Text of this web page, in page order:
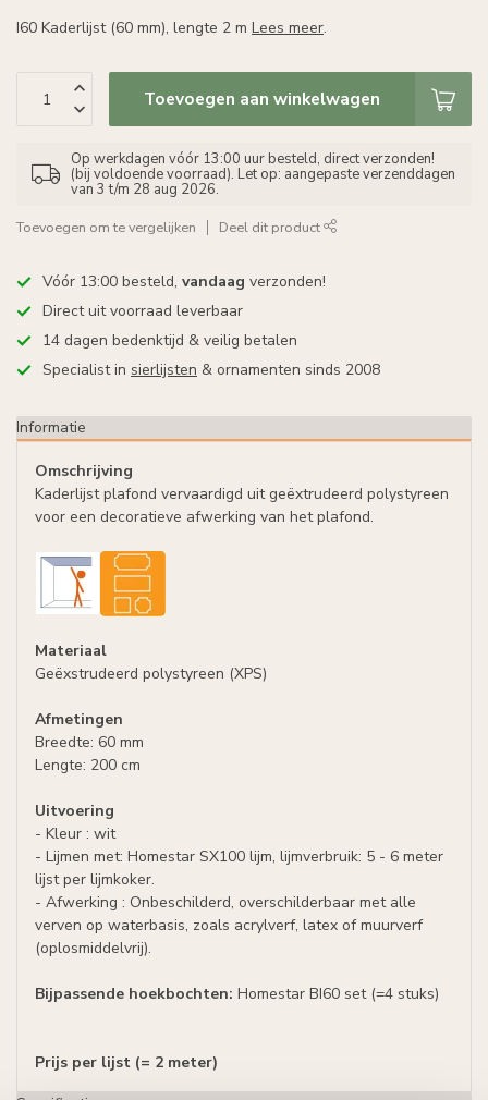
I60 Kaderlijst (60 mm), lengte 2 m Lees meer.
Toevoegen aan winkelwagen
Op werkdagen vóór 13:00 uur besteld, direct verzonden!
(bij voldoende voorraad). Let op: aangepaste verzenddagen
van 3 t/m 28 aug 2026.
Toevoegen om te vergelijken Deel dit product
Vóór 13:00 besteld, vandaag verzonden!
Direct uit voorraad leverbaar
14 dagen bedenktijd & veilig betalen
Specialist in sierlijsten & ornamenten sinds 2008
Informatie
Omschrijving
Kaderlijst plafond vervaardigd uit geëxtrudeerd polystyreen
voor een decoratieve afwerking van het plafond.
Materiaal
Geëxstrudeerd polystyreen (XPS)
Afmetingen
Breedte: 60 mm
Lengte: 200 cm
Uitvoering
- Kleur : wit
- Lijmen met: Homestar SX100 lijm, lijmverbruik: 5 - 6 meter
lijst per lijmkoker.
- Afwerking : Onbeschilderd, overschilderbaar met alle
verven op waterbasis, zoals acrylverf, latex of muurverf
(oplosmiddelvrij).
Bijpassende hoekbochten: Homestar BI60 set (=4 stuks)
Prijs per lijst (= 2 meter)